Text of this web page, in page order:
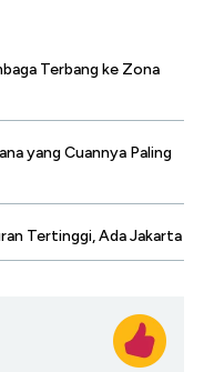
Terbang ke Zona
yang Cuannya Paling
Tertinggi, Ada Jakarta